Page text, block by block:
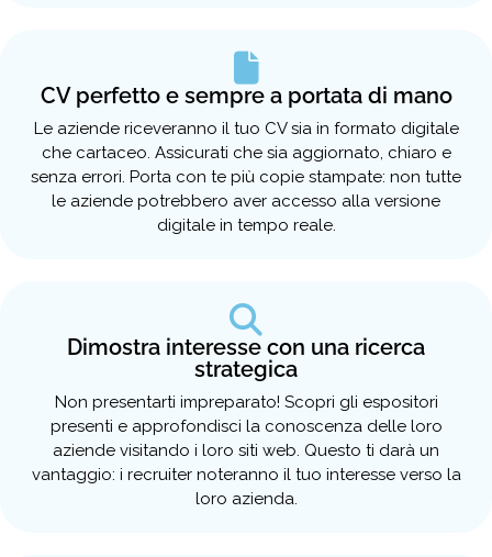
CV perfetto e sempre a portata di mano
Le aziende riceveranno il tuo CV sia in formato digitale
che cartaceo. Assicurati che sia aggiornato, chiaro e
senza errori. Porta con te più copie stampate: non tutte
le aziende potrebbero aver accesso alla versione
digitale in tempo reale.
Dimostra interesse con una ricerca
strategica
Non presentarti impreparato! Scopri gli espositori
presenti e approfondisci la conoscenza delle loro
aziende visitando i loro siti web. Questo ti darà un
vantaggio: i recruiter noteranno il tuo interesse verso la
loro azienda.